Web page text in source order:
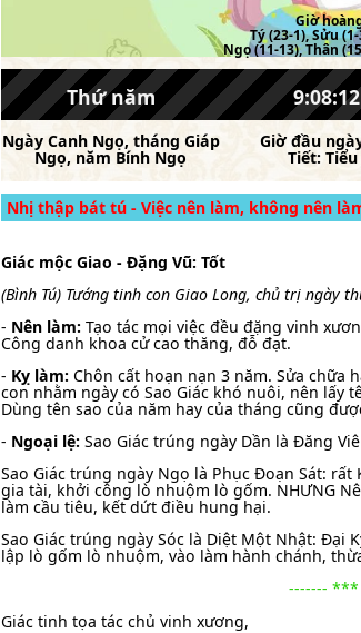
Giờ
Tý (23-1), Sửu
Ngọ (11-13), Thân
Thứ năm
Ngày Canh Ngọ, tháng Giáp
Ngọ, năm Bính Ngọ
Giờ đầu
Tiết:
Nhị thập bát tú - Việc nên làm, không nên
Giác mộc Giao - Đặng Vũ: Tốt
(Bình Tú) Tướng tinh con Giao Long, chủ trị ngày
- Nên làm: Tạo tác mọi việc đều đặng vinh
Công danh khoa cử cao thăng, đỗ đạt.
- Kỵ làm: Chôn cất hoạn nạn 3 năm. Sửa chữa
con nhằm ngày có Sao Giác khó nuôi, nên lấy
Dùng tên sao của năm hay của tháng cũng
- Ngoại lệ: Sao Giác trúng ngày Dần là Đăng
Sao Giác trúng ngày Ngọ là Phục Đoạn Sát:
gia tài, khởi công lò nhuộm lò gốm. NHƯNG
làm cầu tiêu, kết dứt điều hung hại.
Sao Giác trúng ngày Sóc là Diệt Một Nhật: Đại
lập lò gốm lò nhuộm, vào làm hành chánh,
------- ***
Giác tinh tọa tác chủ vinh xương,